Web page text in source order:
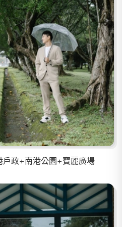
政+南港公園+寶麗廣場